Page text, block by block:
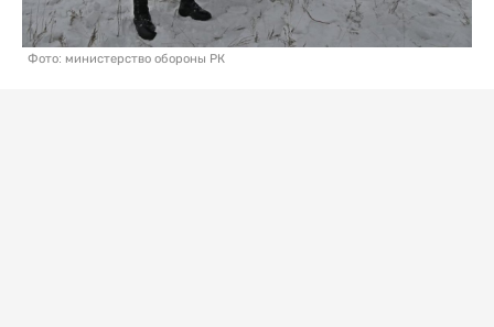
Фото: министерство обороны РК